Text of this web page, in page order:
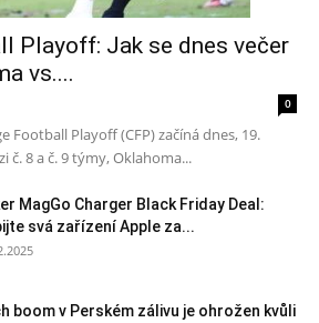
Playoff: Jak se dnes večer
vs....
0
Football Playoff (CFP) začíná dnes, 19.
č. 8 a č. 9 týmy, Oklahoma...
MagGo Charger Black Friday Deal:
svá zařízení Apple za...
boom v Perském zálivu je ohrožen kvůli